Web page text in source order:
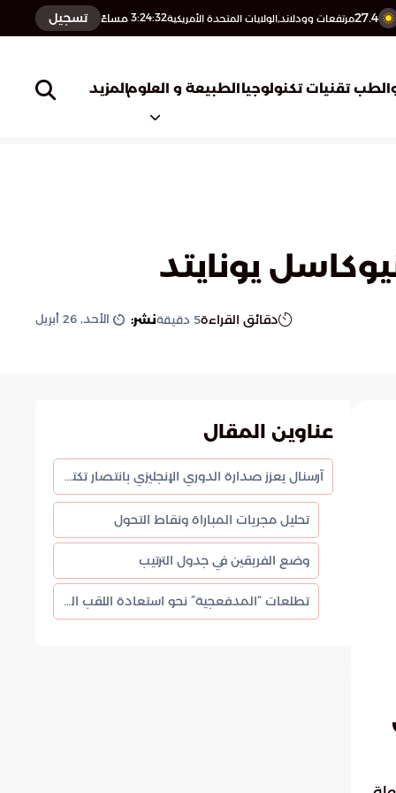
27.4مرتفعات وودلاند,الولايات المتحدة الأمريكية3:24:33 مساءً تسجيل
تقنيات تكنولوجياالطبيعة و العلومالمزيد
يونايتد
دقائق القراءة5 دقيقةنشر: الأحد, 26 أبريل
عناوين المقال
آرسنال يعزز صدارة الدوري الإنجليزي بانتصار تكتيكي على نيوكاسل
تحليل مجريات المباراة ونقاط التحول
وضع الفريقين في جدول الترتيب
تطلعات “المدفعجية” نحو استعادة اللقب الغائب